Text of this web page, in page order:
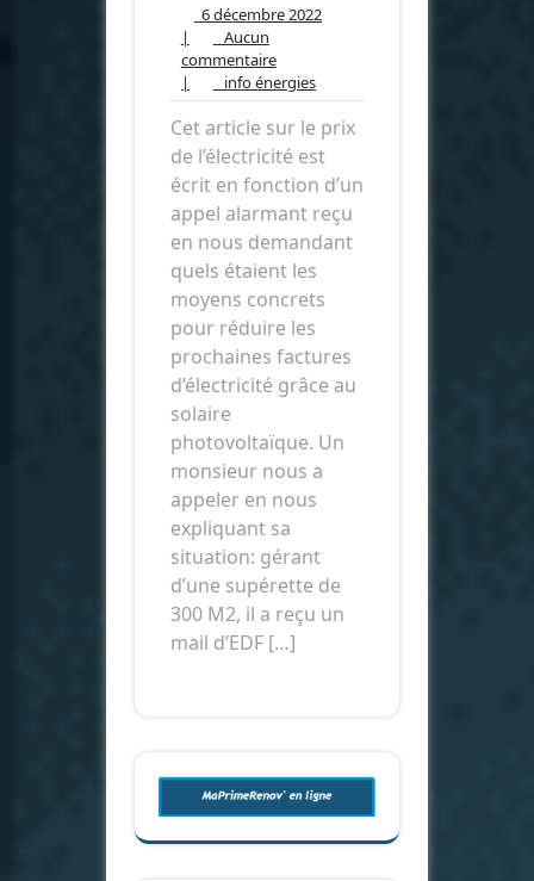
6 décembre 20226
|
Aucun
commentaireAucun
commentaire
| info énergiesinfo
énergies
Cet article sur le prix
de l’électricité est
écrit en fonction d’un
appel alarmant reçu
en nous demandant
quels étaient les
moyens concrets
pour réduire les
prochaines factures
d’électricité grâce au
solaire
photovoltaïque. Un
monsieur nous a
appeler en nous
expliquant sa
situation: gérant
d’une supérette de
300 M2, il a reçu un
mail d’EDF […]